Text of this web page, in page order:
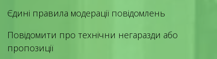
Єдині правила модерації повідомлень
Повідомити про технічни негаразди або
пропозиції